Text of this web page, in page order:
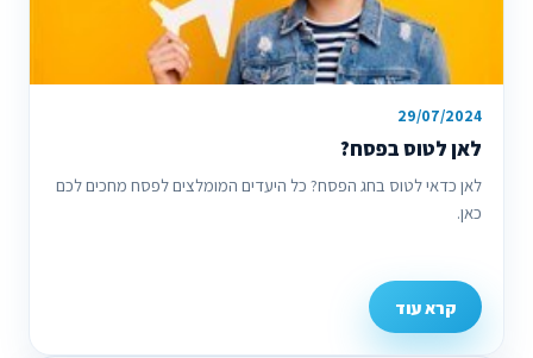
29/07/2024
לאן לטוס בפסח?
לאן כדאי לטוס בחג הפסח? כל היעדים המומלצים לפסח מחכים לכם
כאן.
קרא עוד